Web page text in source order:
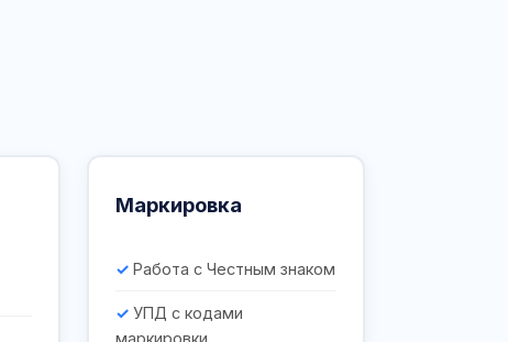
Маркировка
Работа с Честным знаком
УПД с кодами